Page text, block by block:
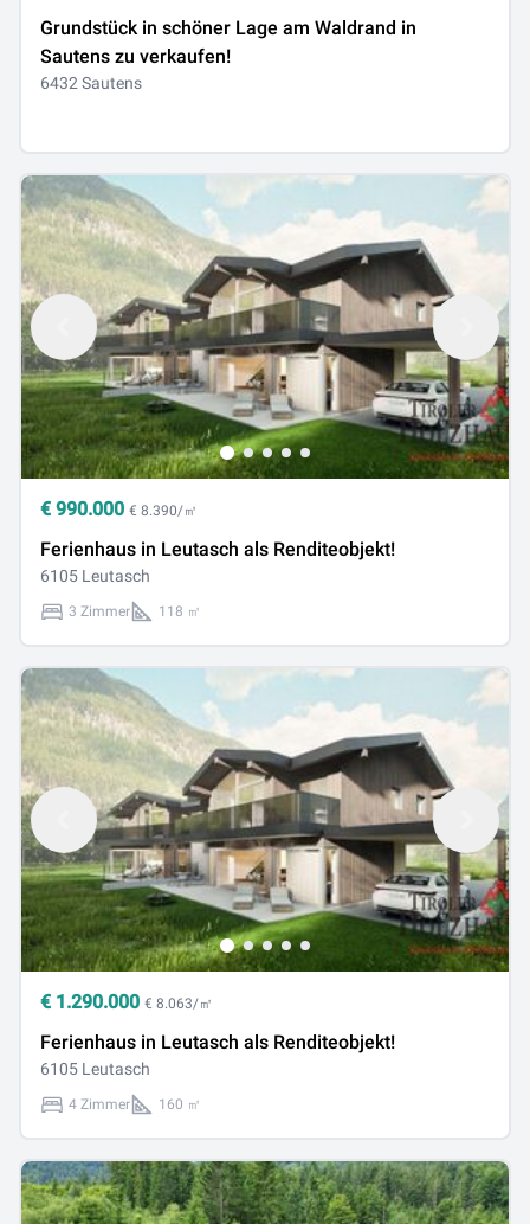
Grundstück in schöner Lage am Waldrand in
Sautens zu verkaufen!
6432 Sautens
€ 990.000 € 8.390/㎡
Ferienhaus in Leutasch als Renditeobjekt!
6105 Leutasch
3 Zimmer 118 ㎡
€ 1.290.000 € 8.063/㎡
Ferienhaus in Leutasch als Renditeobjekt!
6105 Leutasch
4 Zimmer 160 ㎡